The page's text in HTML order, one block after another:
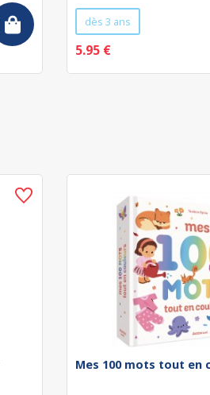
dès 3 ans
5.95 €
Mes 100 mots tout en